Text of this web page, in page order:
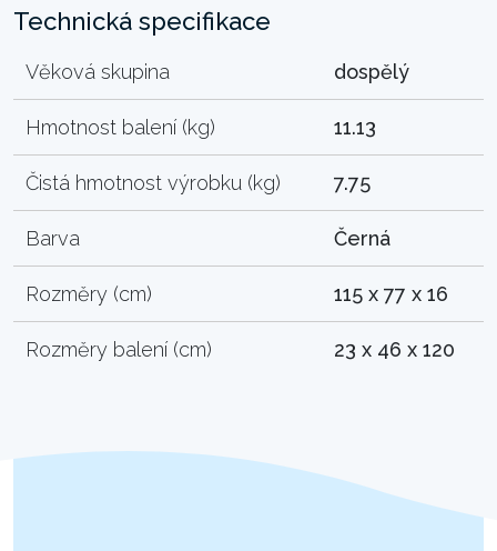
Technická specifikace
Věková skupina dospělý
Hmotnost balení (kg) 11.13
Čistá hmotnost výrobku (kg) 7.75
Barva Černá
Rozměry (cm) 115 x 77 x 16
Rozměry balení (cm) 23 x 46 x 120